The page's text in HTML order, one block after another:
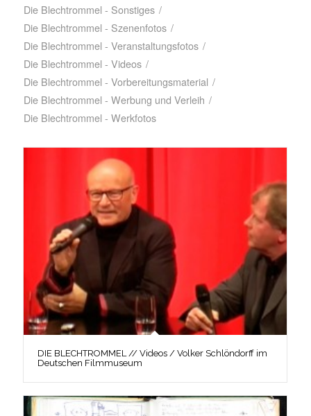
Die Blechtrommel - Sonstiges /
Die Blechtrommel - Szenenfotos /
Die Blechtrommel - Veranstaltungsfotos /
Die Blechtrommel - Videos /
Die Blechtrommel - Vorbereitungsmaterial /
Die Blechtrommel - Werbung und Verleih /
Die Blechtrommel - Werkfotos
DIE BLECHTROMMEL // Videos / Volker Schlöndorff im
Deutschen Filmmuseum